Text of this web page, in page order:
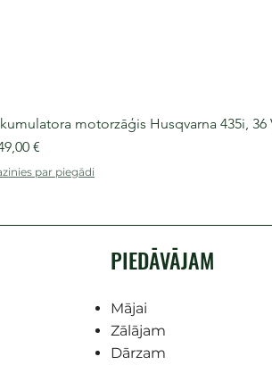
motorzāģis Husqvarna 435i, 36
€
par piegādi
PIEDĀVĀJAM
Mājai
Zālājam
Dārzam